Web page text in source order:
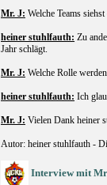
Mr. J: Welche Teams
heiner stuhlfauth: Zu
Jahr schlägt.
Mr. J: Welche Rolle
heiner stuhlfauth: Ich
Mr. J: Vielen Dank heiner
Autor: heiner stuhlfauth -
Interview mit